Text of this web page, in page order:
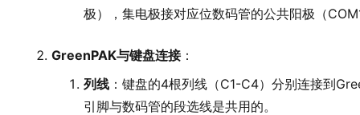
极），集电极接对应位数码管的公共阳极（
GreenPAK与键盘连接：
列线 ：键盘的4根列线（C1-C4）分别连接到
引脚与数码管的段选线是共用的。